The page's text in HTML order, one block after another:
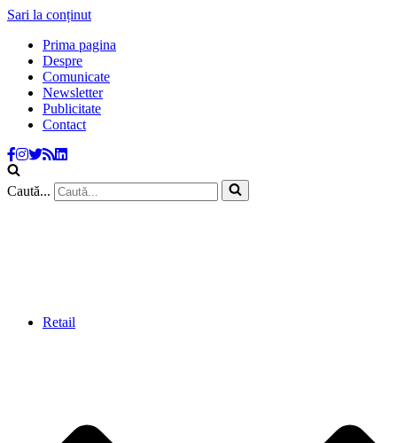
Sari la conținut
Prima pagina
Despre
Comunicate
Newsletter
Publicitate
Contact
Caută...
Retail